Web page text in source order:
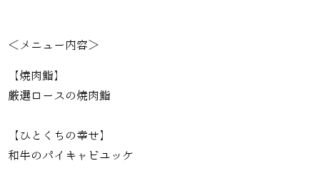
＜メニュー内容＞
【焼肉鮨】
厳選ロースの焼肉鮨
【ひとくちの幸せ】
和牛のパイキャビユッケ